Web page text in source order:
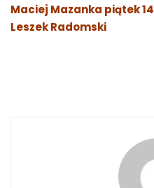
Maciej Mazanka piątek 14
Leszek Radomski